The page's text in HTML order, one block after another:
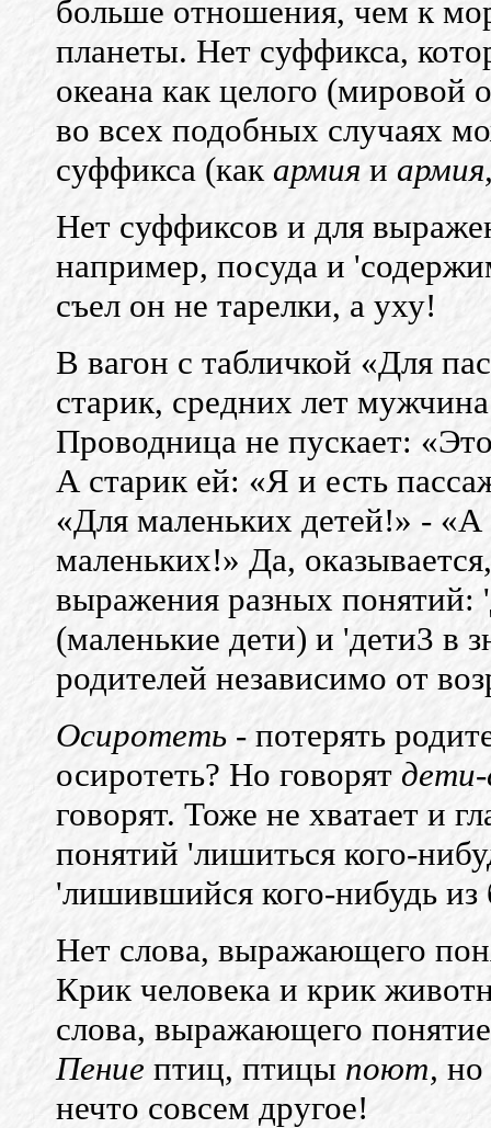
больше отношения, чем к
планеты. Нет суффикса,
океана как целого (мировой
во всех подобных случаях
суффикса (как армия и
Нет суффиксов и для
например, посуда и
съел он не тарелки, а уху!
В вагон с табличкой «Для
старик, средних лет
Проводница не пускает:
А старик ей: «Я и есть
«Для маленьких детей!» - «А
маленьких!» Да,
выражения разных понятий:
(маленькие дети) и 'дети3 в
родителей независимо от
Осиротеть - потерять
осиротеть? Но говорят
говорят. Тоже не хватает и
понятий 'лишиться кого-
'лишившийся кого-нибудь из
Нет слова, выражающего
Крик человека и крик
слова, выражающего
Пение птиц, птицы поют, но
нечто совсем другое!